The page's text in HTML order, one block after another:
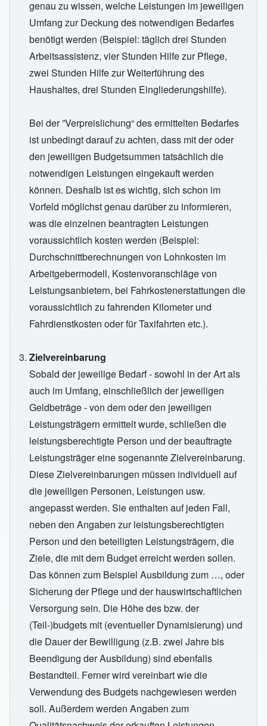
genau zu wissen, welche Leistungen im jeweiligen
Umfang zur Deckung des notwendigen Bedarfes
benötigt werden (Beispiel: täglich drei Stunden
Arbeitsassistenz, vier Stunden Hilfe zur Pflege,
zwei Stunden Hilfe zur Weiterführung des
Haushaltes, drei Stunden Eingliederungshilfe).
Bei der ”Verpreislichung“ des ermittelten Bedarfes
ist unbedingt darauf zu achten, dass mit der oder
den jeweiligen Budgetsummen tatsächlich die
notwendigen Leistungen eingekauft werden
können. Deshalb ist es wichtig, sich schon im
Vorfeld möglichst genau darüber zu informieren,
was die einzelnen beantragten Leistungen
voraussichtlich kosten werden (Beispiel:
Durchschnittberechnungen von Lohnkosten im
Arbeitgebermodell, Kostenvoranschläge von
Leistungsanbietern, bei Fahrkostenerstattungen die
voraussichtlich zu fahrenden Kilometer und
Fahrdienstkosten oder für Taxifahrten etc.).
Zielvereinbarung
Sobald der jeweilige Bedarf - sowohl in der Art als
auch im Umfang, einschließlich der jeweiligen
Geldbeträge - von dem oder den jeweiligen
Leistungsträgern ermittelt wurde, schließen die
leistungsberechtigte Person und der beauftragte
Leistungsträger eine sogenannte Zielvereinbarung.
Diese Zielvereinbarungen müssen individuell auf
die jeweiligen Personen, Leistungen usw.
angepasst werden. Sie enthalten auf jeden Fall,
neben den Angaben zur leistungsberechtigten
Person und den beteiligten Leistungsträgern, die
Ziele, die mit dem Budget erreicht werden sollen.
Das können zum Beispiel Ausbildung zum …, oder
Sicherung der Pflege und der hauswirtschaftlichen
Versorgung sein. Die Höhe des bzw. der
(Teil-)budgets mit (eventueller Dynamisierung) und
die Dauer der Bewilligung (z.B. zwei Jahre bis
Beendigung der Ausbildung) sind ebenfalls
Bestandteil. Ferner wird vereinbart wie die
Verwendung des Budgets nachgewiesen werden
soll. Außerdem werden Angaben zum